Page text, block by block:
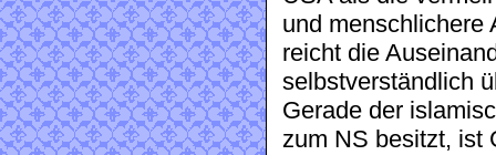
und menschlichere
reicht die
selbstverständlich
Gerade der
zum NS besitzt, ist